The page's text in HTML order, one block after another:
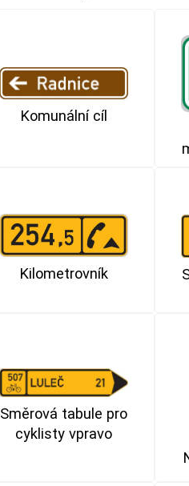
Komunální cíl
Kilometrovník
Směrová tabule pro
cyklisty vpravo